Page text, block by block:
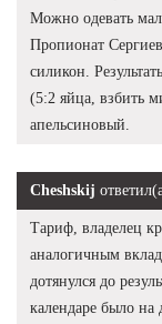
Можно одевать
Пропионат
силикон.
(5:2 яйца, взбить
апельсиновый.
Cheshskij
Тариф, владелец
аналогичным
дотянулся до
календаре было